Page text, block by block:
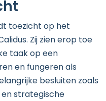
toezicht op het
Zij zien erop toe
taak op een
en fungeren als
besluiten zoals
en strategische